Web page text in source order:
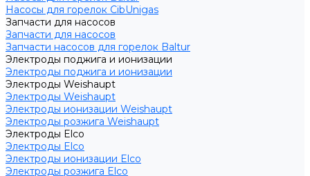
Насосы для горелок CibUnigas
Запчасти для насосов
Запчасти для насосов
Запчасти насосов для горелок Baltur
Электроды поджига и ионизации
Электроды поджига и ионизации
Электроды Weishaupt
Электроды Weishaupt
Электроды ионизации Weishaupt
Электроды розжига Weishaupt
Электроды Elco
Электроды Elco
Электроды ионизации Elco
Электроды розжига Elco